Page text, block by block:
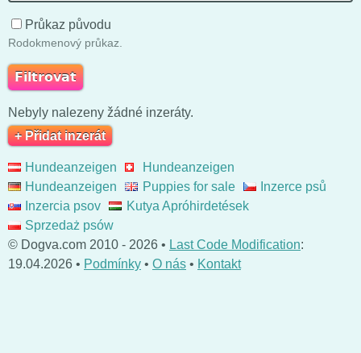
Průkaz původu
Rodokmenový průkaz.
Nebyly nalezeny žádné inzeráty.
+ Přidat inzerát
Hundeanzeigen
Hundeanzeigen
Hundeanzeigen
Puppies for sale
Inzerce psů
Inzercia psov
Kutya Apróhirdetések
Sprzedaż psów
© Dogva.com 2010 - 2026 • Last Code Modification:
19.04.2026 • Podmínky • O nás • Kontakt